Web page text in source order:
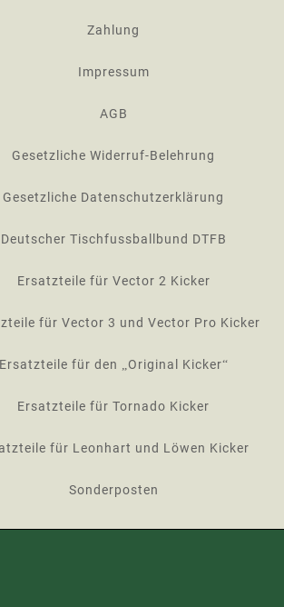
Zahlung
Impressum
AGB
Gesetzliche Widerruf-Belehrung
Gesetzliche Datenschutzerklärung
Deutscher Tischfussballbund DTFB
Ersatzteile für Vector 2 Kicker
für Vector 3 und Vector Pro Kicker
Ersatzteile für den „Original Kicker“
Ersatzteile für Tornado Kicker
für Leonhart und Löwen Kicker
Sonderposten